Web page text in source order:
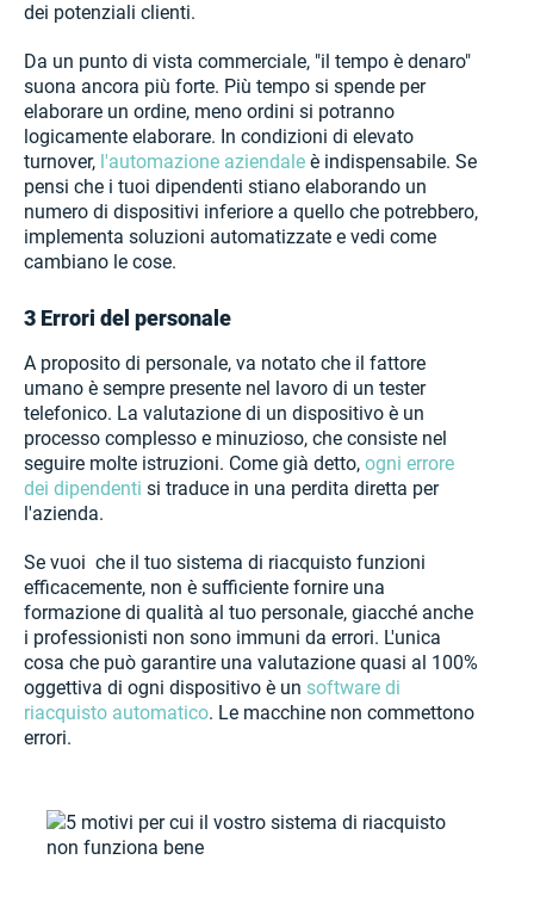
dei potenziali clienti.
Da un punto di vista commerciale, "il tempo è denaro"
suona ancora più forte. Più tempo si spende per
elaborare un ordine, meno ordini si potranno
logicamente elaborare. In condizioni di elevato
turnover, l'automazione aziendale è indispensabile. Se
pensi che i tuoi dipendenti stiano elaborando un
numero di dispositivi inferiore a quello che potrebbero,
implementa soluzioni automatizzate e vedi come
cambiano le cose.
3 Errori del personale
A proposito di personale, va notato che il fattore
umano è sempre presente nel lavoro di un tester
telefonico. La valutazione di un dispositivo è un
processo complesso e minuzioso, che consiste nel
seguire molte istruzioni. Come già detto, ogni errore
dei dipendenti si traduce in una perdita diretta per
l'azienda.
Se vuoi che il tuo sistema di riacquisto funzioni
efficacemente, non è sufficiente fornire una
formazione di qualità al tuo personale, giacché anche
i professionisti non sono immuni da errori. L'unica
cosa che può garantire una valutazione quasi al 100%
oggettiva di ogni dispositivo è un software di
riacquisto automatico. Le macchine non commettono
errori.